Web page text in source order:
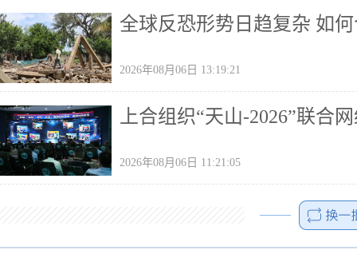
全球反恐形势日趋复杂 如
2026年08月06日 13:19:21
上合组织“天山-2026”联合
2026年08月06日 11:21:05